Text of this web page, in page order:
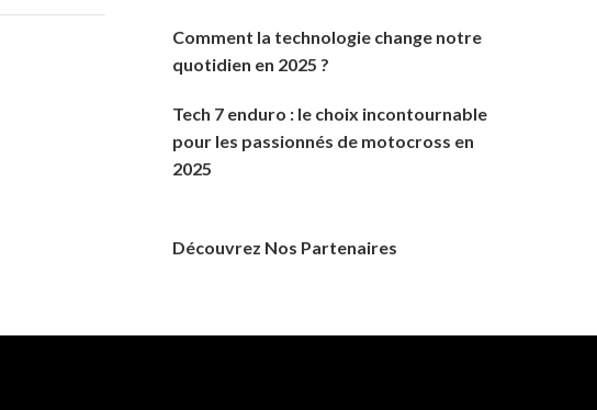
Comment la technologie change notre
quotidien en 2025 ?
Tech 7 enduro : le choix incontournable
pour les passionnés de motocross en
2025
Découvrez Nos Partenaires